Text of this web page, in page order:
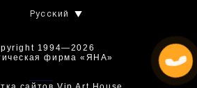
Русский
1994—2026
фирма «ЯНА»